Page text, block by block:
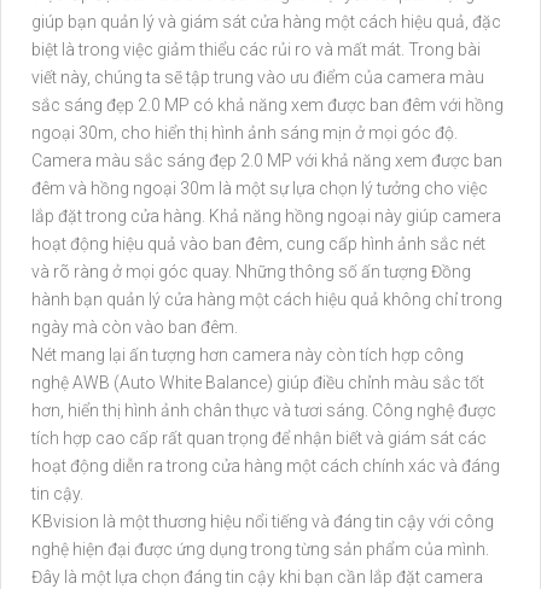
giúp bạn quản lý và giám sát cửa hàng một cách hiệu quả, đặc
biệt là trong việc giảm thiểu các rủi ro và mất mát. Trong bài
viết này, chúng ta sẽ tập trung vào ưu điểm của camera màu
sắc sáng đẹp 2.0 MP có khả năng xem được ban đêm với hồng
ngoại 30m, cho hiển thị hình ảnh sáng mịn ở mọi góc độ.
Camera màu sắc sáng đẹp 2.0 MP với khả năng xem được ban
đêm và hồng ngoại 30m là một sự lựa chọn lý tưởng cho việc
lắp đặt trong cửa hàng. Khả năng hồng ngoại này giúp camera
hoạt động hiệu quả vào ban đêm, cung cấp hình ảnh sắc nét
và rõ ràng ở mọi góc quay. Những thông số ấn tượng Đồng
hành bạn quản lý cửa hàng một cách hiệu quả không chỉ trong
ngày mà còn vào ban đêm.
Nét mang lại ấn tượng hơn camera này còn tích hợp công
nghệ AWB (Auto White Balance) giúp điều chỉnh màu sắc tốt
hơn, hiển thị hình ảnh chân thực và tươi sáng. Công nghệ được
tích hợp cao cấp rất quan trọng để nhận biết và giám sát các
hoạt động diễn ra trong cửa hàng một cách chính xác và đáng
tin cậy.
KBvision là một thương hiệu nổi tiếng và đáng tin cậy với công
nghệ hiện đại được ứng dụng trong từng sản phẩm của mình.
Đây là một lựa chọn đáng tin cậy khi bạn cần lắp đặt camera